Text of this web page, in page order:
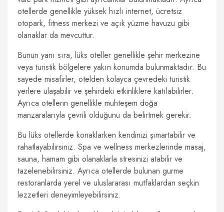
otellerde genellikle yüksek hızlı internet, ücretsiz
otopark, fitness merkezi ve açık yüzme havuzu gibi
olanaklar da mevcuttur.
Bunun yanı sıra, lüks oteller genellikle şehir merkezine
veya turistik bölgelere yakın konumda bulunmaktadır. Bu
sayede misafirler, otelden kolayca çevredeki turistik
yerlere ulaşabilir ve şehirdeki etkinliklere katılabilirler.
Ayrıca otellerin genellikle muhteşem doğa
manzaralarıyla çevrili olduğunu da belirtmek gerekir.
Bu lüks otellerde konaklarken kendinizi şımartabilir ve
rahatlayabilirsiniz. Spa ve wellness merkezlerinde masaj,
sauna, hamam gibi olanaklarla stresinizi atabilir ve
tazelenebilirsiniz. Ayrıca otellerde bulunan gurme
restoranlarda yerel ve uluslararası mutfaklardan seçkin
lezzetleri deneyimleyebilirsiniz.